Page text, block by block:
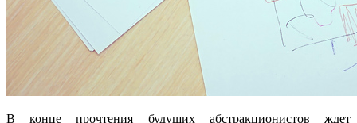
В конце прочтения будущих абстракционистов ждет